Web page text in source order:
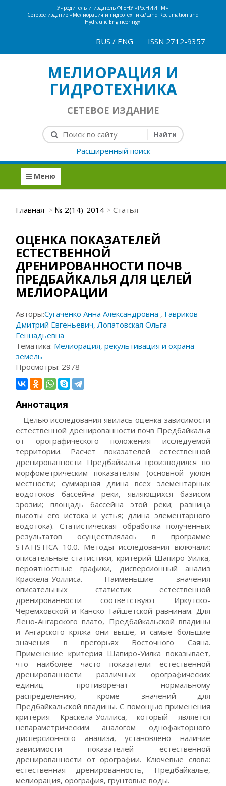
Учредитель и издатель ФГБНУ «РосНИИПМ»
Сетевое издание «Мелиорация и гидротехника/Land Reclamation and
Hydraulic Engineering»
ISSN 2712-9357
RUS / ENG
МЕЛИОРАЦИЯ И
ГИДРОТЕХНИКА
СЕТЕВОЕ ИЗДАНИЕ
Расширенный поиск
Меню
Главная № 2(14)-2014 Статья
ОЦЕНКА ПОКАЗАТЕЛЕЙ
ЕСТЕСТВЕННОЙ
ДРЕНИРОВАННОСТИ ПОЧВ
ПРЕДБАЙКАЛЬЯ ДЛЯ ЦЕЛЕЙ
МЕЛИОРАЦИИ
Авторы:Сугаченко Анна Александровна , Гавриков
Дмитрий Евгеньевич,Лопатовская Ольга
Геннадьевна
Тематика: Мелиорация, рекультивация и охрана
земель
Просмотры: 2978
Аннотация
Целью исследования явилась оценка зависимости
естественной дренированности почв Предбайкалья
от орографического положения исследуемой
территории. Расчет показателей естественной
дренированности Предбайкалья производился по
морфометрическим показателям (основной уклон
местности; суммарная длина всех элементарных
водотоков бассейна реки, являющихся базисом
эрозии; площадь бассейна этой реки; разница
высоты его истока и устья; длина элементарного
водотока). Статистическая обработка полученных
результатов осуществлялась в программе
STATISTICA 10.0. Методы исследования включали:
описательные статистики, критерий Шапиро-Уилка,
вероятностные графики, дисперсионный анализ
Краскела-Уоллиса. Наименьшие значения
описательных статистик естественной
дренированности соответствуют Иркутско-
Черемховской и Канско-Тайшетской равнинам. Для
Лено-Ангарского плато, Предбайкальской впадины
и Ангарского кряжа они выше, и самые большие
значения в прегорьях Восточного Саяна.
Применение критерия Шапиро-Уилка показывает,
что наиболее часто показатели естественной
дренированности различных орографических
единиц противоречат нормальному
распределению, кроме значений для
Предбайкальской впадины. С помощью применения
критерия Краскела-Уоллиса, который является
непараметрическим аналогом однофакторного
дисперсионного анализа, установлено наличие
зависимости показателей естественной
дренированности от орографии. Ключевые слова:
естественная дренированность, Предбайкалье,
мелиорация, орография, грунтовые воды.